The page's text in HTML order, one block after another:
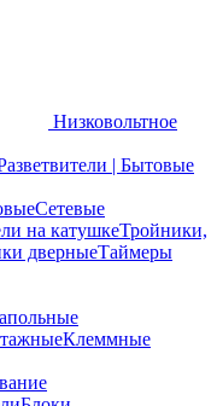
Низковольтное
| Бытовые
Сетевые
на катушкеТройники,
дверныеТаймеры
Клеммные